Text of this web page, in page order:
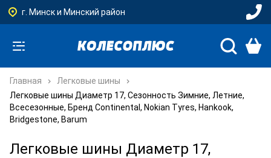
г. Минск и Минский район
Главная
Легковые шины
Легковые шины Диаметр 17, Сезонность Зимние, Летние,
Всесезонные, Бренд Continental, Nokian Tyres, Hankook,
Bridgestone, Barum
Легковые шины Диаметр 17,